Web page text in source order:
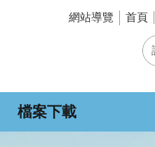
網站導覽
首頁
檔案下載